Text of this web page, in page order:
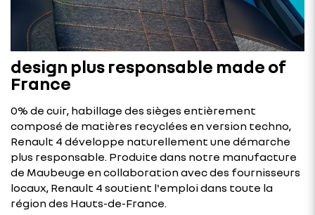
design plus responsable made of
France
0% de cuir, habillage des sièges entièrement
composé de matières recyclées en version techno,
Renault 4 développe naturellement une démarche
plus responsable. Produite dans notre manufacture
de Maubeuge en collaboration avec des fournisseurs
locaux, Renault 4 soutient l'emploi dans toute la
région des Hauts-de-France.